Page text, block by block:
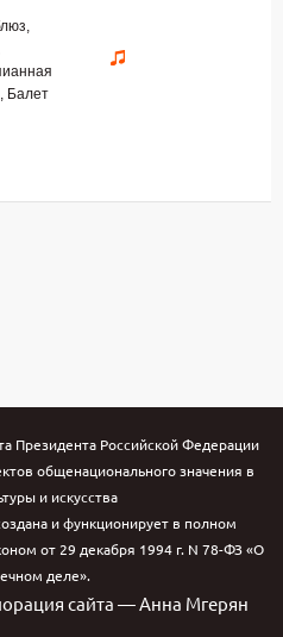
Балет
Президента Российской Федерации
общенационального значения в
и искусства
и функционирует в полном
от 29 декабря 1994 г. N 78-ФЗ «О
деле».
сайта — Анна Мгерян